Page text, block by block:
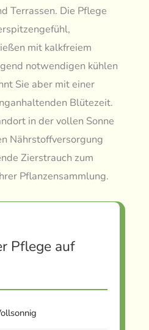
Terrassen. Die Pflege
mit kalkfreiem
notwendigen kühlen
Sie aber mit einer
Blütezeit.
in der vollen Sonne
Nährstoffversorgung
Zierstrauch zum
Pflanzensammlung.
Pflege auf